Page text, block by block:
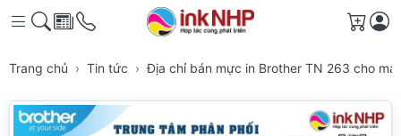
Giỏ
Trang chủ Tin tức Địa chỉ bán mực in Brother TN 263 cho